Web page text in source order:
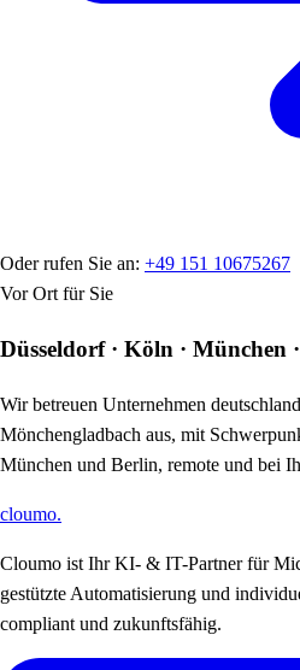
Oder rufen Sie an: +49 151 10675267
Vor Ort für Sie
Düsseldorf · Köln · München
Wir betreuen Unternehmen
Mönchengladbach aus, mit
München und Berlin, remote und bei
cloumo.
Cloumo ist Ihr KI- & IT-Partner für
gestützte Automatisierung und
compliant und zukunftsfähig.